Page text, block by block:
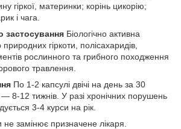
гіркої, материнки; корінь цикорію;
і чага.
застосування Біологічно активна
гіркоти, полісахаридів,
рослинного та грибного походження
травлення.
По 1-2 капсулі двічі на день за 30
8-12 тижнів. У разі хронічних порушень
3-4 курси на рік.
замінює призначене лікаря.